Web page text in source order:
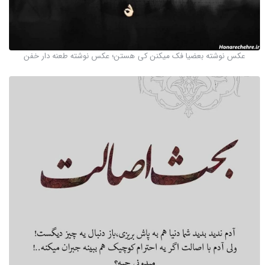
عکس نوشته بعضیا فک میکنن کی هستن؛ عکس نوشته طعنه دار خفن